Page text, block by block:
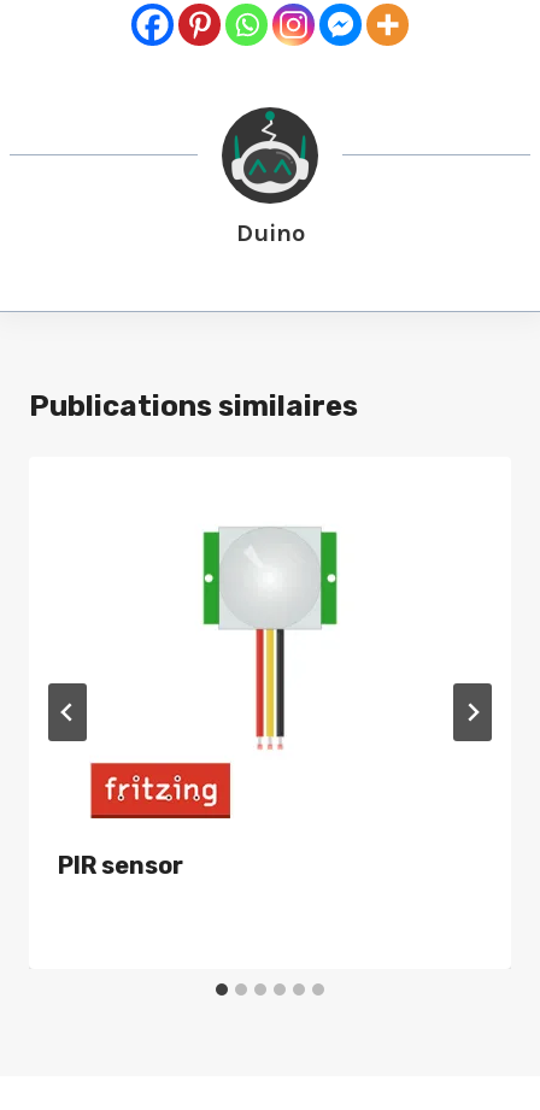
Duino
Publications similaires
PIR sensor